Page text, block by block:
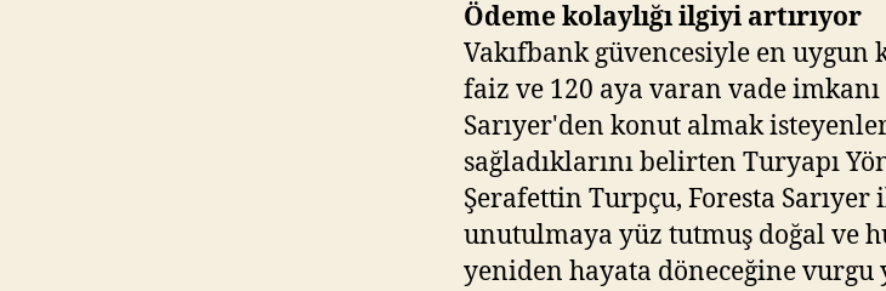
Ödeme kolaylığı ilgiyi artırıyor
Vakıfbank güvencesiyle en uygun
faiz ve 120 aya varan vade
Sarıyer'den konut almak
sağladıklarını belirten Turyapı
Şerafettin Turpçu, Foresta
unutulmaya yüz tutmuş doğal ve
yeniden hayata döneceğine vurgu